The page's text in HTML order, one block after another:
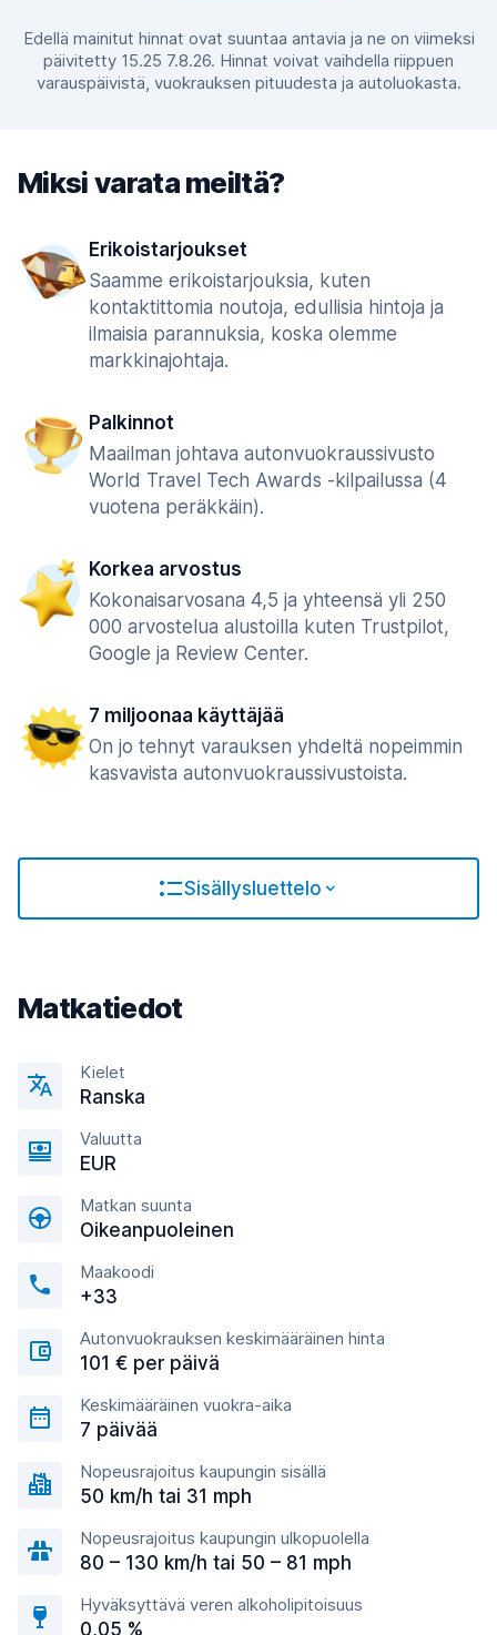
Edellä mainitut hinnat ovat suuntaa antavia ja ne on viimeksi
päivitetty 15.25 7.8.26. Hinnat voivat vaihdella riippuen
varauspäivistä, vuokrauksen pituudesta ja autoluokasta.
Miksi varata meiltä?
Erikoistarjoukset
Saamme erikoistarjouksia, kuten
kontaktittomia noutoja, edullisia hintoja ja
ilmaisia parannuksia, koska olemme
markkinajohtaja.
Palkinnot
Maailman johtava autonvuokraussivusto
World Travel Tech Awards -kilpailussa (4
vuotena peräkkäin).
Korkea arvostus
Kokonaisarvosana 4,5 ja yhteensä yli 250
000 arvostelua alustoilla kuten Trustpilot,
Google ja Review Center.
7 miljoonaa käyttäjää
On jo tehnyt varauksen yhdeltä nopeimmin
kasvavista autonvuokraussivustoista.
Sisällysluettelo
Matkatiedot
Kielet
Ranska
Valuutta
EUR
Matkan suunta
Oikeanpuoleinen
Maakoodi
+33
Autonvuokrauksen keskimääräinen hinta
101 € per päivä
Keskimääräinen vuokra-aika
7 päivää
Nopeusrajoitus kaupungin sisällä
50 km/h tai 31 mph
Nopeusrajoitus kaupungin ulkopuolella
80 – 130 km/h tai 50 – 81 mph
Hyväksyttävä veren alkoholipitoisuus
0,05 %